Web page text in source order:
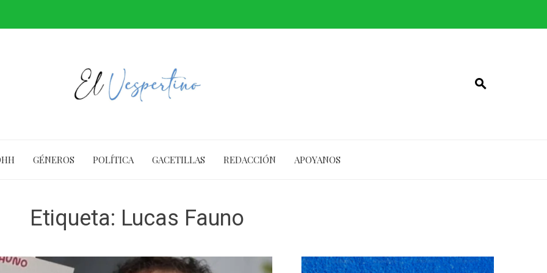
GÉNEROS POLÍTICA GACETILLAS REDACCIÓN APOYANOS
Etiqueta: Lucas Fauno